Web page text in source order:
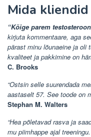
Mida
“Kõige parem
kirjuta kommentaare, aga
pärast minu lõunaeine ja oli
kvaliteet ja pakkimine on
C. Brooks
“Ostsin selle suurendada
aastaselt 57. See toode on
Stephan M. Walters
“Hea põletavad rasva ja
mu piimhappe ajal treeningu.